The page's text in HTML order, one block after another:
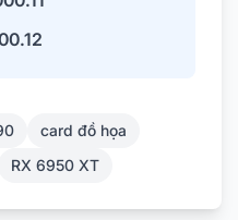
card đồ họa
RX 6950 XT